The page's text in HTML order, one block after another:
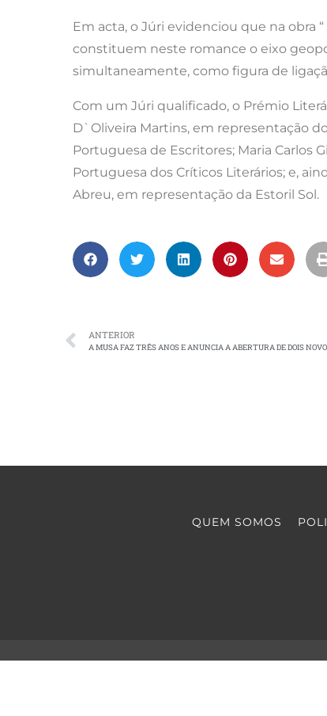
Em acta, o Júri evidenciou que na obra
constituem neste romance o eixo
simultaneamente, como figura de
Com um Júri qualificado, o Prémio
D`Oliveira Martins, em representação
Portuguesa de Escritores; Maria Carlos
Portuguesa dos Críticos Literários; e,
Abreu, em representação da Estoril Sol.
ANTERIOR
A MUSA FAZ TRÊS ANOS E ANUNCIA A ABERTURA DE DOIS
QUEM SOMOS